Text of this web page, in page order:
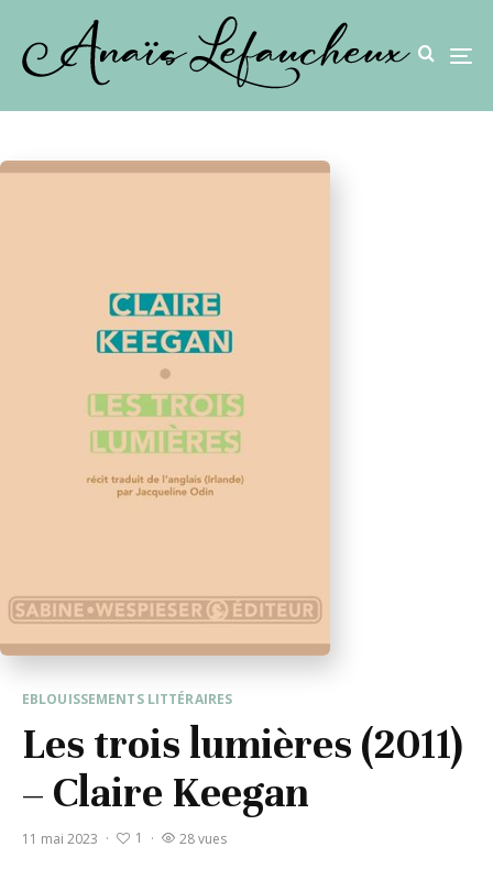
EBLOUISSEMENTS LITTÉRAIRES
Les trois lumières (2011)
– Claire Keegan
11 mai 2023 · 1 · 28 vues